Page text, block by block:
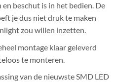
beschut is in het bedien. De
je dus niet druk te maken
zou willen inzetten.
montage klaar geleverd
te monteren.
van de nieuwste SMD LED